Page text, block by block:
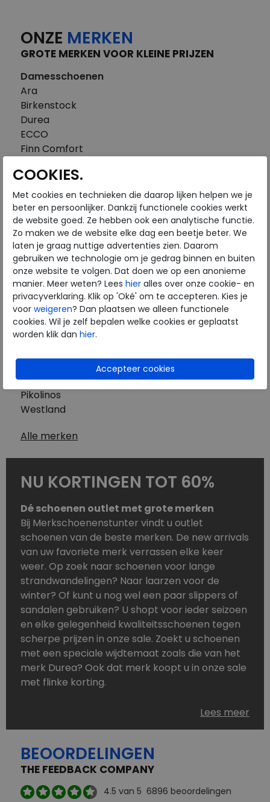
ONZE MERKEN
GROTE MERKEN VOOR KLEINE PRIJZEN
Damesschoenen
Ara
Birkenstock
Durea
ECCO
Finn Comfort
Gabor
Piedi Nudi
Pikolinos
Solidus
Think
Waldlaufer
Westland
Wolky
Herenschoenen
Australian
Birkenstock
Clarks
Mephisto
Pikolinos
Westland
Alle merken
NU KORTINGEN TOT 60%
Dé schoenen outlet met grote merken
Bij Merkschoenenstunter vindt u outlet
schoenen van de beste merken. De new arrivals
van uw favoriete merk verrassen elke keer
weer. Op zoek naar schoenen voor lange
strandwandelingen? Naar laarzen voor de
winter? Of kunt u nog wel een paar slippers of
sandalen gebruiken? U shopt voor ieder seizoen
en elke gelegenheid kwaliteitsschoenen tegen
scherpe prijzen in onze sale. Zoekt u schoenen
met een speciale wijdtemaat zoals die van het
merk Durea? Ook dat merk koopt u in onze sale
met flinke korting.
Schoenen heeft u nooit genoeg. Goedkope
schoenen, maar dus wel van topmerken,
aanbod is zo compleet dat u altijd wel een
passend paar vindt.
Welke schoenmerken vindt u in onze online
Lees meer
BEOORDELINGEN
THE FEEDBACK COMPANY
4.5 van 5 6896 beoordelingen
COOKIES.
Met cookies en technieken die daarop lijken helpen we je
beter en persoonlijker. Dankzij functionele cookies werkt
de website goed. Ze hebben ook een analytische functie.
Zo maken we de website elke dag een beetje beter. We
laten je graag nuttige advertenties zien. Daarom
gebruiken we technologie om je gedrag binnen en buiten
onze website te volgen. Dat doen we op een anonieme
manier. Meer weten? Lees hier alles over onze cookie- en
privacyverklaring. Klik op 'Oké' om te accepteren. Kies je
voor weigeren? Dan plaatsen we alleen functionele
cookies. Wil je zelf bepalen welke cookies er geplaatst
worden klik dan hier.